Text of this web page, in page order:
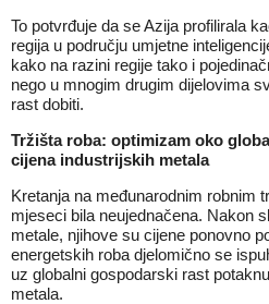
To potvrđuje da se Azija profilirala
regija u području umjetne
kako na razini regije tako i
nego u mnogim drugim dijelovima
rast dobiti.
Tržišta roba: optimizam oko
cijena industrijskih metala
Kretanja na međunarodnim robnim
mjeseci bila neujednačena. Nakon
metale, njihove su cijene ponovno
energetskih roba djelomično se
uz globalni gospodarski rast
metala.